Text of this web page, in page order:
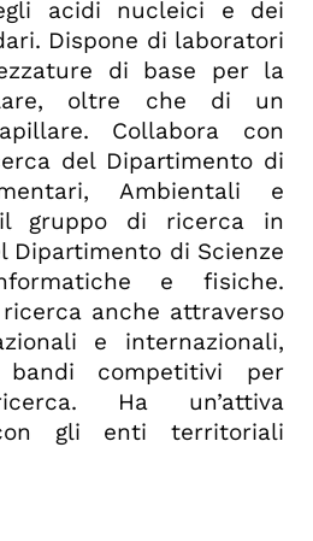
acidi nucleici e dei
Dispone di laboratori
di base per la
oltre che di un
Collabora con
del Dipartimento di
Ambientali e
gruppo di ricerca in
Dipartimento di Scienze
e fisiche.
anche attraverso
e internazionali,
bandi competitivi per
Ha un’attiva
gli enti territoriali